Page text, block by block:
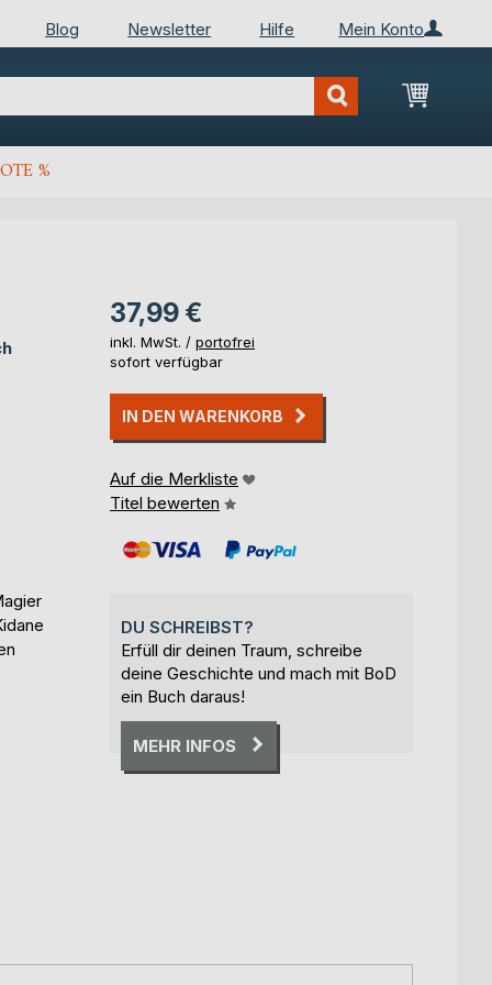
Mein Konto
Blog Newsletter Hilfe
Mein
%
37,99 €
inkl. MwSt. / portofrei
sofort verfügbar
IN DEN WARENKORB
Auf die Merkliste
Titel bewerten
DU SCHREIBST?
Erfüll dir deinen Traum, schreibe
deine Geschichte und mach mit BoD
ein Buch daraus!
MEHR INFOS